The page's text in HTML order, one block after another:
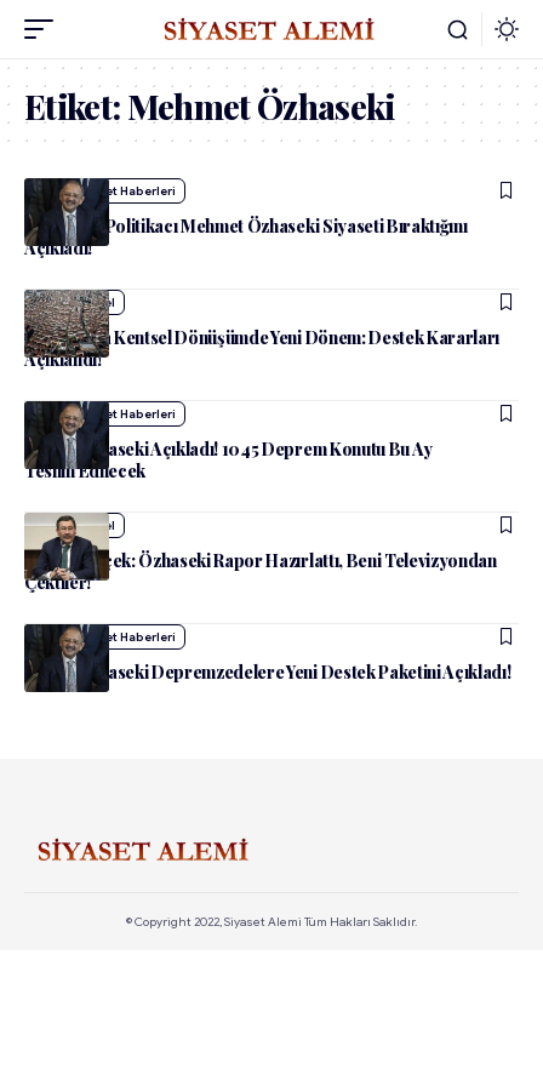
Etiket:Mehmet Özhaseki
admin Siyaset Haberleri
Deneyimli Politikacı Mehmet Özhaseki Siyaseti Bıraktığını
Açıkladı!
admin Güncel
İstanbul’da Kentsel Dönüşümde Yeni Dönem: Destek Kararları
Açıklandı!
admin Siyaset Haberleri
Bakan Özhaseki Açıkladı! 1045 Deprem Konutu Bu Ay
Teslim Edilecek
admin Güncel
Melih Gökçek: Özhaseki Rapor Hazırlattı, Beni Televizyondan
Çektiler!
admin Siyaset Haberleri
Bakan Özhaseki Depremzedelere Yeni Destek Paketini Açıkladı!
© Copyright 2022, Siyaset Alemi Tüm Hakları Saklıdır.